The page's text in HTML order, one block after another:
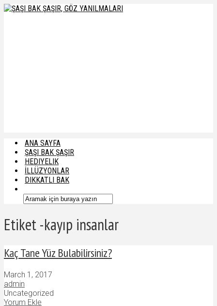
ANA SAYFA
ŞAŞI BAK ŞAŞIR
HEDIYELIK
İLLÜZYONLAR
DIKKATLI BAK
Etiket -kayıp insanlar
Kaç Tane Yüz Bulabilirsiniz?
March 1, 2017
admin
Uncategorized
Yorum Ekle